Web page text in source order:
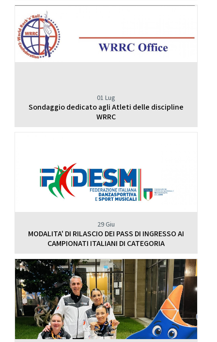
01 Lug
Sondaggio dedicato agli Atleti delle discipline
WRRC
29 Giu
MODALITA' DI RILASCIO DEI PASS DI INGRESSO AI
CAMPIONATI ITALIANI DI CATEGORIA